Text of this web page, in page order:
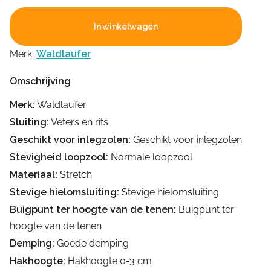
In winkelwagen
Merk: Waldlaufer
Omschrijving
Merk: Waldlaufer
Sluiting: Veters en rits
Geschikt voor inlegzolen: Geschikt voor inlegzolen
Stevigheid loopzool: Normale loopzool
Materiaal: Stretch
Stevige hielomsluiting: Stevige hielomsluiting
Buigpunt ter hoogte van de tenen: Buigpunt ter
hoogte van de tenen
Demping: Goede demping
Hakhoogte: Hakhoogte 0-3 cm